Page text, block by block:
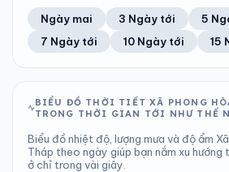
22°C 6%
Khả
1.72 mm
Tổng cả ngày Bình
7
Chỉ số UV
Tốt
Ước
21°C
Ổn định
29%
Khả
Trung bình ngày Tốc
TIA UV TẦM
LƯỢNG MƯA
0 mm
Tổng cả ngày
ÁP
Bình
Ngày mai 3 Ngày tới
5
7 Ngày tới
10 Ngày tới 15
BIỂU ĐỒ THỜI TIẾT XÃ PHONG
TRONG THỜI GIAN TỚI NHƯ THẾ
Biểu đồ nhiệt độ, lượng mưa và độ ẩm
Tháp theo ngày giúp bạn nắm xu hướng
ở chỉ trong vài giây.